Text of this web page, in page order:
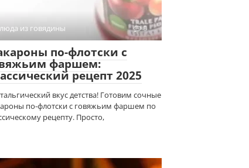
из говядины 0
по-флотски с
фаршем:
рецепт 2025
вкус детства! Готовим сочные
по-флотски с говяжьим фаршем по
рецепту. Просто,